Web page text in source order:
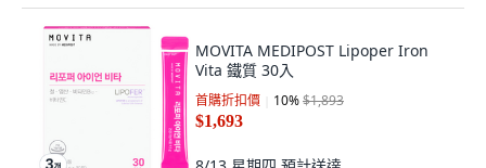
MOVITA MEDIPOST Lipoper Iron
Vita 鐵質 30入
首購折扣價 10%$1,893
$1,693